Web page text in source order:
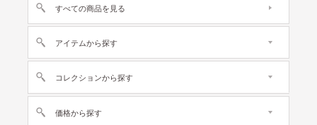
すべての商品を見る
アイテムから探す
コレクションから探す
価格から探す